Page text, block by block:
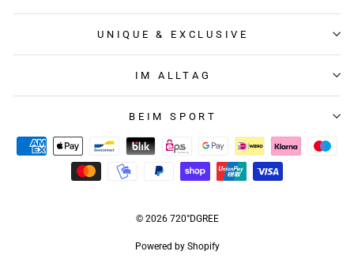
UNIQUE & EXCLUSIVE
IM ALLTAG
BEIM SPORT
© 2026 720°DGREE
Powered by Shopify